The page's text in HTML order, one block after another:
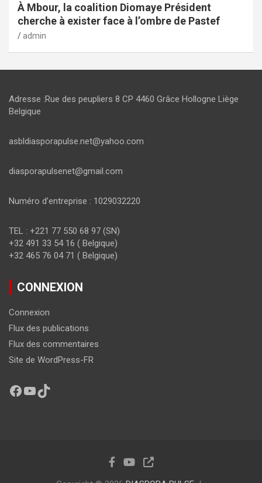
À Mbour, la coalition Diomaye Président
cherche à exister face à l’ombre de Pastef
admin
Adresse :Rue des peupliers 8 CP 4460 Grâce Hollogne Liège
Belgique
asbldiasporapulse.net@yahoo.com
diasporapulsenet@gmail.com
Numéro d’entreprise : 1029032220
TEL : +221 77 550 68 97 (SN)
+32 491 33 54 16 ( Belgique)
+32 465 76 04 71 ( Belgique)
CONNEXION
Connexion
Flux des publications
Flux des commentaires
Site de WordPress-FR